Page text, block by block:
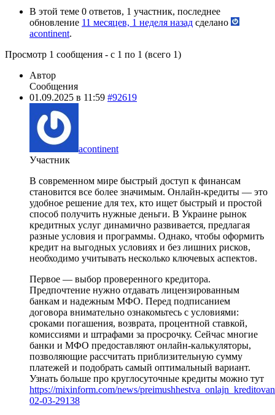
В этой теме 0 ответов, 1 участник, последнее
обновление 11 месяцев, 1 неделя назад сделано
acontinent.
Просмотр 1 сообщения - с 1 по 1 (всего 1)
Автор
Сообщения
01.09.2025 в 11:59 #92619
acontinent
Участник
В современном мире быстрый доступ к финансам
становится все более значимым. Онлайн-кредиты — это
удобное решение для тех, кто ищет быстрый и простой
способ получить нужные деньги. В Украине рынок
кредитных услуг динамично развивается, предлагая
разные условия и программы. Однако, чтобы оформить
кредит на выгодных условиях и без лишних рисков,
необходимо учитывать несколько ключевых аспектов.
Первое — выбор проверенного кредитора.
Предпочтение нужно отдавать лицензированным
банкам и надежным МФО. Перед подписанием
договора внимательно ознакомьтесь с условиями:
сроками погашения, возврата, процентной ставкой,
комиссиями и штрафами за просрочку. Сейчас многие
банки и МФО предоставляют онлайн-калькуляторы,
позволяющие рассчитать приблизительную сумму
платежей и подобрать самый оптимальный вариант.
Узнать больше про круглосуточные кредиты можно тут
https://mixinform.com/news/
02-03-29138